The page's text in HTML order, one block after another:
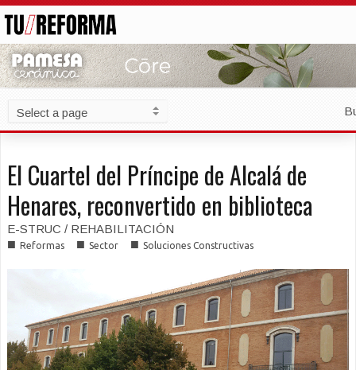
El Cuartel del Príncipe de Alcalá de
Henares, reconvertido en biblioteca
E-STRUC / REHABILITACIÓN
■ Reformas ■ Sector ■ Soluciones Constructivas